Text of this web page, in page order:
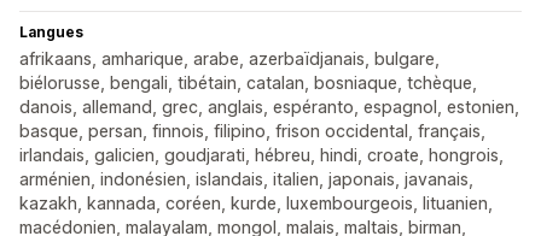
Langues
afrikaans, amharique, arabe, azerbaïdjanais, bulgare,
biélorusse, bengali, tibétain, catalan, bosniaque, tchèque,
danois, allemand, grec, anglais, espéranto, espagnol, estonien,
basque, persan, finnois, filipino, frison occidental, français,
irlandais, galicien, goudjarati, hébreu, hindi, croate, hongrois,
arménien, indonésien, islandais, italien, japonais, javanais,
kazakh, kannada, coréen, kurde, luxembourgeois, lituanien,
macédonien, malayalam, mongol, malais, maltais, birman,